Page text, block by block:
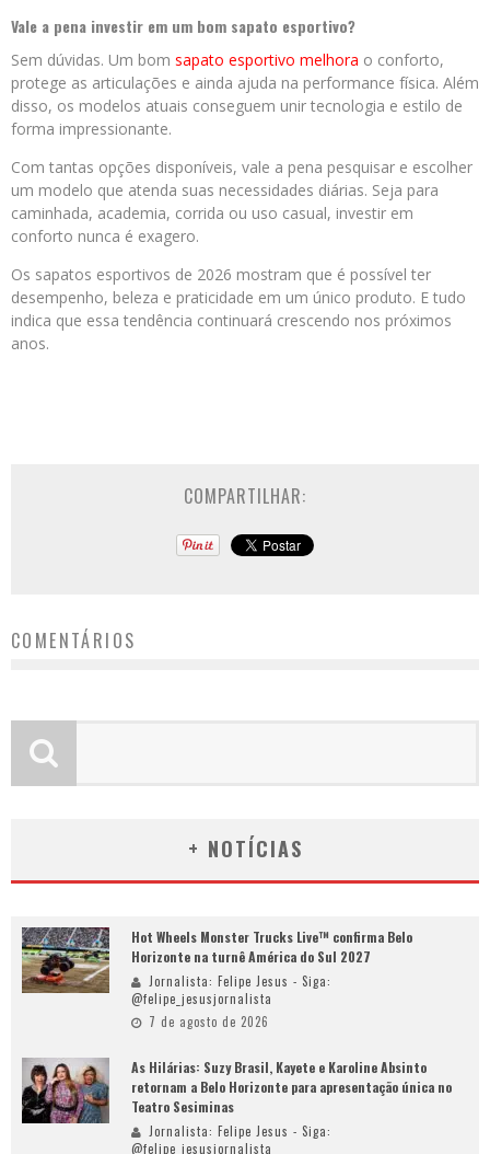
Vale a pena investir em um bom sapato esportivo?
Sem dúvidas. Um bom sapato esportivo melhora o conforto,
protege as articulações e ainda ajuda na performance física. Além
disso, os modelos atuais conseguem unir tecnologia e estilo de
forma impressionante.
Com tantas opções disponíveis, vale a pena pesquisar e escolher
um modelo que atenda suas necessidades diárias. Seja para
caminhada, academia, corrida ou uso casual, investir em
conforto nunca é exagero.
Os sapatos esportivos de 2026 mostram que é possível ter
desempenho, beleza e praticidade em um único produto. E tudo
indica que essa tendência continuará crescendo nos próximos
anos.
COMPARTILHAR:
COMENTÁRIOS
+ NOTÍCIAS
Hot Wheels Monster Trucks Live™ confirma Belo
Horizonte na turnê América do Sul 2027
Jornalista: Felipe Jesus - Siga:
@felipe_jesusjornalista
7 de agosto de 2026
As Hilárias: Suzy Brasil, Kayete e Karoline Absinto
retornam a Belo Horizonte para apresentação única no
Teatro Sesiminas
Jornalista: Felipe Jesus - Siga:
@felipe_jesusjornalista